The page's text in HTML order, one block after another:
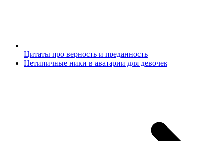
Цитаты про верность и преданность
Нетипичные ники в аватарии для девочек